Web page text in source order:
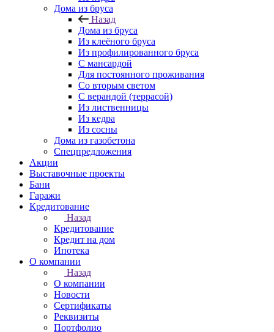
Дома из бруса
Назад
Дома из бруса
Из клеёного бруса
Из профилированного бруса
С мансардой
Для постоянного проживания
Со вторым светом
С верандой (террасой)
Из лиственницы
Из кедра
Из сосны
Дома из газобетона
Спецпредложения
Акции
Выставочные проекты
Бани
Гаражи
Кредитование
Назад
Кредитование
Кредит на дом
Ипотека
О компании
Назад
О компании
Новости
Сертификаты
Реквизиты
Портфолио